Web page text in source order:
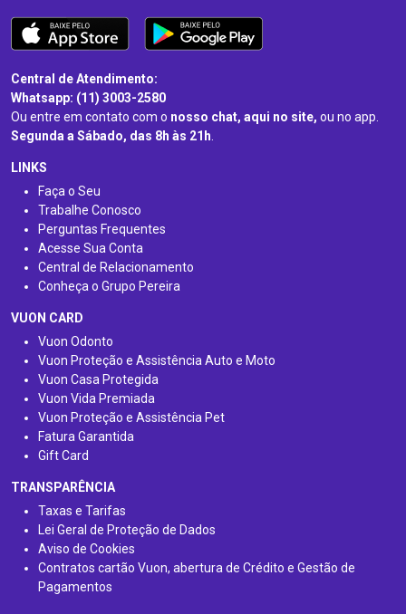
Central de Atendimento:
Whatsapp: (11) 3003-2580
Ou entre em contato com o nosso chat, aqui no site, ou no app.
Segunda a Sábado, das 8h às 21h.
LINKS
Faça o Seu
Trabalhe Conosco
Perguntas Frequentes
Acesse Sua Conta
Central de Relacionamento
Conheça o Grupo Pereira
VUON CARD
Vuon Odonto
Vuon Proteção e Assistência Auto e Moto
Vuon Casa Protegida
Vuon Vida Premiada
Vuon Proteção e Assistência Pet
Fatura Garantida
Gift Card
TRANSPARÊNCIA
Taxas e Tarifas
Lei Geral de Proteção de Dados
Aviso de Cookies
Contratos cartão Vuon, abertura de Crédito e Gestão de
Pagamentos